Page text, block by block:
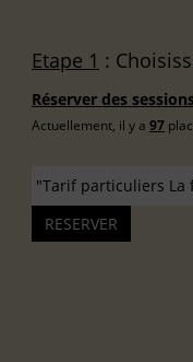
Etape 1 :
Réserver des
Actuellement, il y a 97